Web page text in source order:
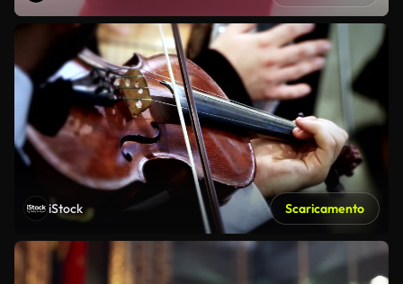
iStock Scaricamento